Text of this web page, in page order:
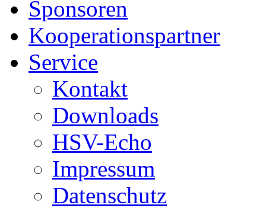
Sponsoren
Kooperationspartner
Service
Kontakt
Downloads
HSV-Echo
Impressum
Datenschutz